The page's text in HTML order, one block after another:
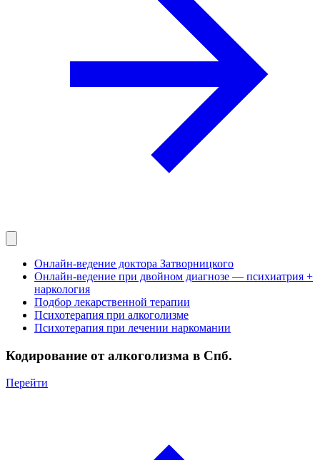
Онлайн-ведение доктора Затворницкого
Онлайн‑ведение при двойном диагнозе — психиатрия +
наркология
Подбор лекарственной терапии
Психотерапия при алкоголизме
Психотерапия при лечении наркомании
Кодирование от алкоголизма в Спб.
Перейти